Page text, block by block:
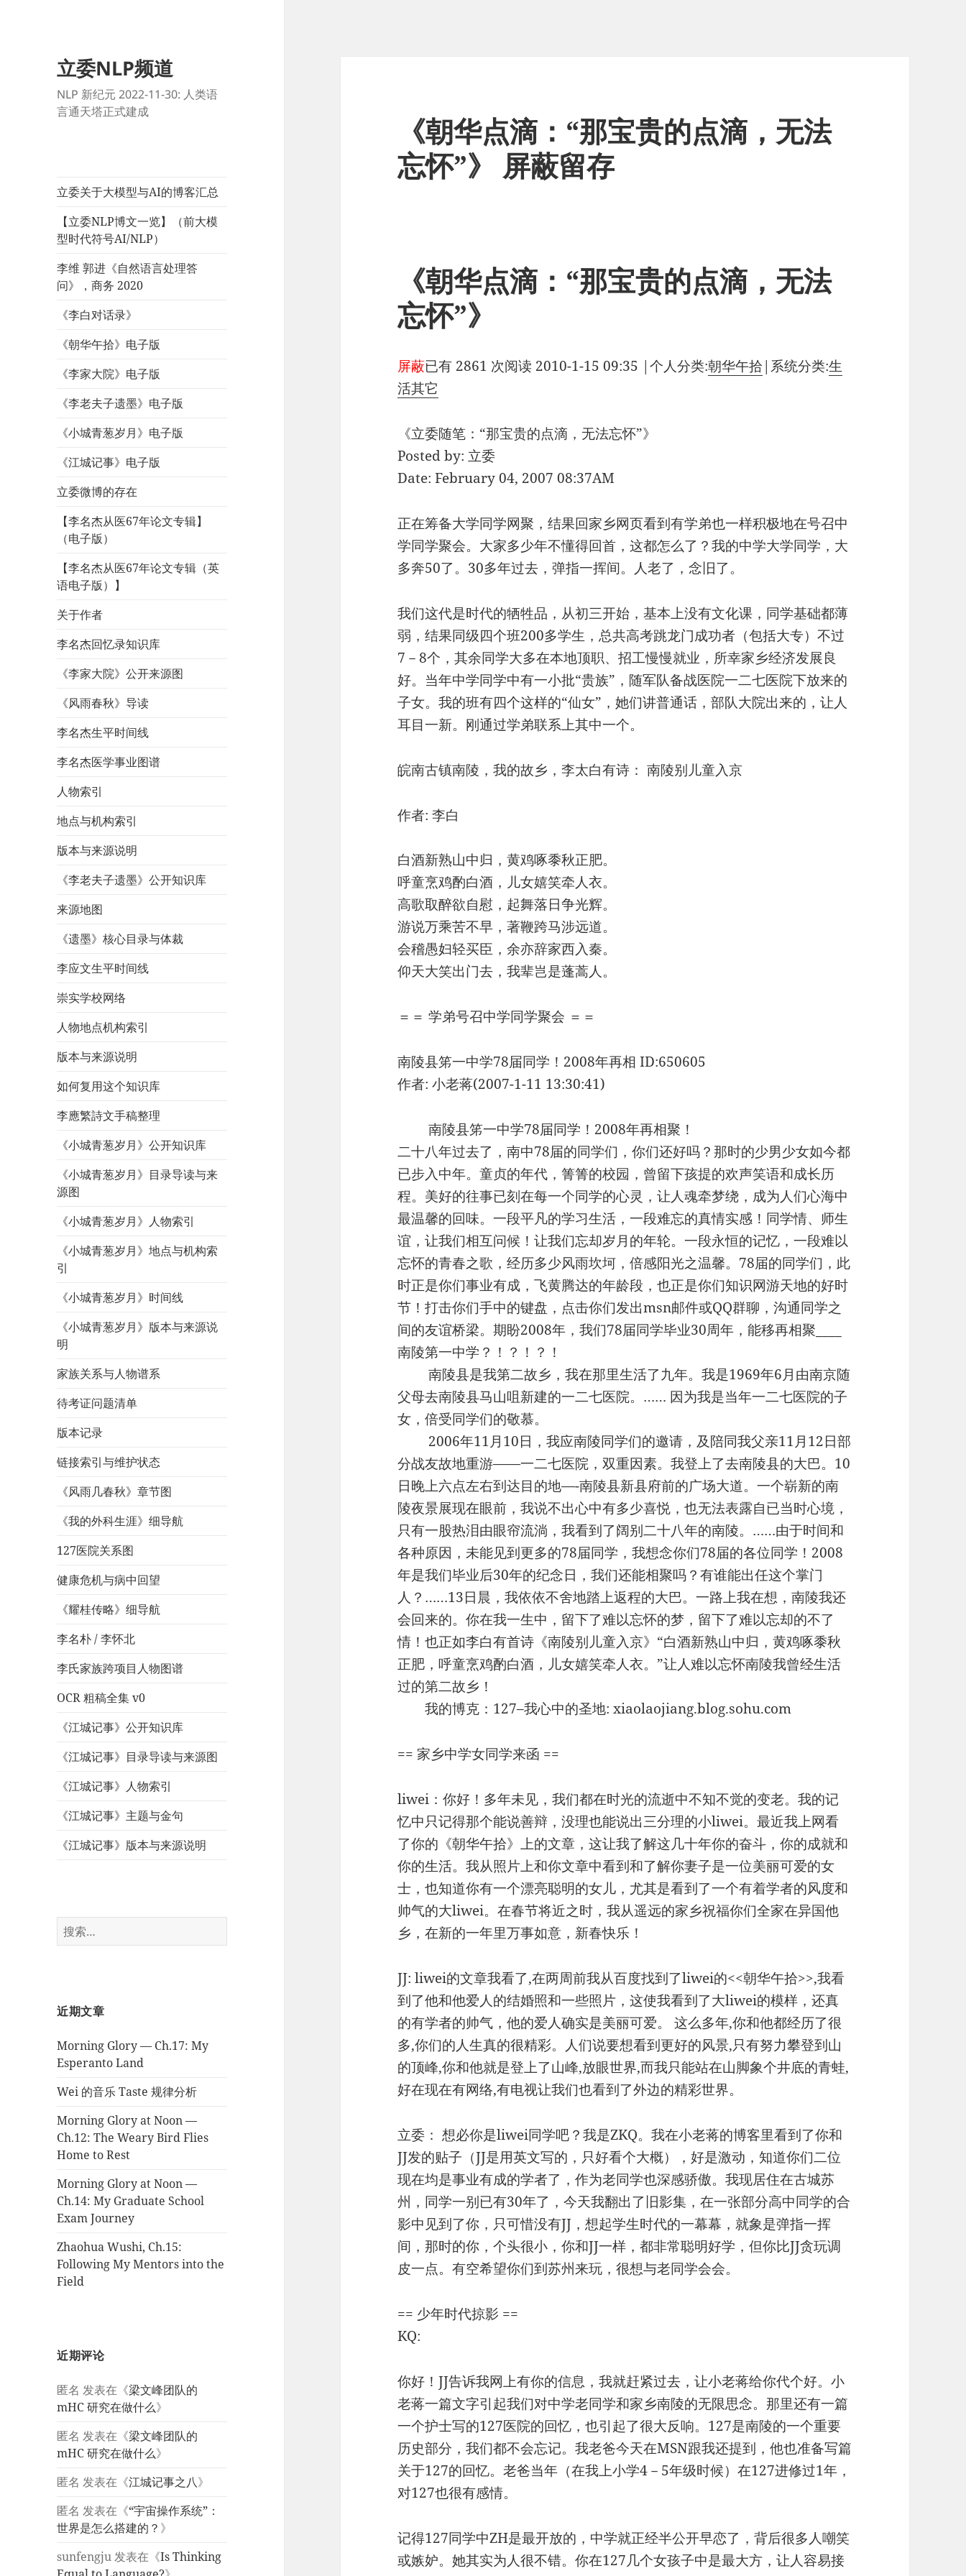
立委NLP频道
NLP 新纪元 2022-11-30: 人类语
言通天塔正式建成
立委关于大模型与AI的博客汇总
【立委NLP博文一览】（前大模
型时代符号AI/NLP）
李维 郭进《自然语言处理答
问》，商务 2020
《李白对话录》
《朝华午拾》电子版
《李家大院》电子版
《李老夫子遗墨》电子版
《小城青葱岁月》电子版
《江城记事》电子版
立委微博的存在
【李名杰从医67年论文专辑】
（电子版）
【李名杰从医67年论文专辑（英
语电子版）】
关于作者
李名杰回忆录知识库
《李家大院》公开来源图
《风雨春秋》导读
李名杰生平时间线
李名杰医学事业图谱
人物索引
地点与机构索引
版本与来源说明
《李老夫子遗墨》公开知识库
来源地图
《遗墨》核心目录与体裁
李应文生平时间线
崇实学校网络
人物地点机构索引
版本与来源说明
如何复用这个知识库
李應繁詩文手稿整理
《小城青葱岁月》公开知识库
《小城青葱岁月》目录导读与来
源图
《小城青葱岁月》人物索引
《小城青葱岁月》地点与机构索
引
《小城青葱岁月》时间线
《小城青葱岁月》版本与来源说
明
家族关系与人物谱系
待考证问题清单
版本记录
链接索引与维护状态
《风雨几春秋》章节图
《我的外科生涯》细导航
127医院关系图
健康危机与病中回望
《耀桂传略》细导航
李名朴 / 李怀北
李氏家族跨项目人物图谱
OCR 粗稿全集 v0
《江城记事》公开知识库
《江城记事》目录导读与来源图
《江城记事》人物索引
《江城记事》主题与金句
《江城记事》版本与来源说明
搜
索：
近期文章
Morning Glory — Ch.17: My
Esperanto Land
Wei 的音乐 Taste 规律分析
Morning Glory at Noon —
Ch.12: The Weary Bird Flies
Home to Rest
Morning Glory at Noon —
Ch.14: My Graduate School
Exam Journey
Zhaohua Wushi, Ch.15:
Following My Mentors into the
Field
近期评论
匿名 发表在《梁文峰团队的
mHC 研究在做什么》
匿名 发表在《梁文峰团队的
mHC 研究在做什么》
匿名 发表在《江城记事之八》
匿名 发表在《“宇宙操作系统”：
世界是怎么搭建的？ 》
sunfengju发表在《Is Thinking
《朝华点滴：“那宝贵的点滴，无法
忘怀”》 屏蔽留存
《朝华点滴：“那宝贵的点滴，无法
忘怀”》
屏蔽已有 2861 次阅读 2010-1-15 09:35 |个人分类:朝华午拾| 系统分类:生
活其它
《立委随笔：“那宝贵的点滴，无法忘怀”》
Posted by: 立委
Date: February 04, 2007 08:37AM
正在筹备大学同学网聚，结果回家乡网页看到有学弟也一样积极地在号召中
学同学聚会。大家多少年不懂得回首，这都怎么了？我的中学大学同学，大
多奔50了。30多年过去，弹指一挥间。人老了，念旧了。
我们这代是时代的牺牲品，从初三开始，基本上没有文化课，同学基础都薄
弱，结果同级四个班200多学生，总共高考跳龙门成功者（包括大专）不过
7－8个，其余同学大多在本地顶职、招工慢慢就业，所幸家乡经济发展良
好。当年中学同学中有一小批“贵族”，随军队备战医院一二七医院下放来的
子女。我的班有四个这样的“仙女”，她们讲普通话，部队大院出来的，让人
耳目一新。刚通过学弟联系上其中一个。
皖南古镇南陵，我的故乡，李太白有诗： 南陵别儿童入京
作者: 李白
白酒新熟山中归，黄鸡啄黍秋正肥。
呼童烹鸡酌白酒，儿女嬉笑牵人衣。
高歌取醉欲自慰，起舞落日争光辉。
游说万乘苦不早，著鞭跨马涉远道。
会稽愚妇轻买臣，余亦辞家西入秦。
仰天大笑出门去，我辈岂是蓬蒿人。
＝＝ 学弟号召中学同学聚会 ＝＝
南陵县笫一中学78届同学！2008年再相 ID:650605
作者: 小老蒋(2007-1-11 13:30:41)
南陵县笫一中学78届同学！2008年再相聚！
二十八年过去了，南中78届的同学们，你们还好吗？那时的少男少女如今都
已步入中年。童贞的年代，箐箐的校园，曾留下孩提的欢声笑语和成长历
程。美好的往事已刻在每一个同学的心灵，让人魂牵梦绕，成为人们心海中
最温馨的回味。一段平凡的学习生活，一段难忘的真情实感！同学情、师生
谊，让我们相互问候！让我们忘却岁月的年轮。一段永恒的记忆，一段难以
忘怀的青春之歌，经历多少风雨坎坷，倍感阳光之温馨。78届的同学们，此
时正是你们事业有成，飞黄腾达的年龄段，也正是你们知识网游天地的好时
节！打击你们手中的键盘，点击你们发出msn邮件或QQ群聊，沟通同学之
间的友谊桥梁。期盼2008年，我们78届同学毕业30周年，能移再相聚____
南陵第一中学？！？！？！
南陵县是我第二故乡，我在那里生活了九年。我是1969年6月由南京随
父母去南陵县马山咀新建的一二七医院。…… 因为我是当年一二七医院的子
女，倍受同学们的敬慕。
2006年11月10日，我应南陵同学们的邀请，及陪同我父亲11月12日部
分战友故地重游——一二七医院，双重因素。我登上了去南陵县的大巴。10
日晚上六点左右到达目的地—-南陵县新县府前的广场大道。一个崭新的南
陵夜景展现在眼前，我说不出心中有多少喜悦，也无法表露自已当时心境，
只有一股热泪由眼帘流淌，我看到了阔别二十八年的南陵。……由于时间和
各种原因，未能见到更多的78届同学，我想念你们78届的各位同学！2008
年是我们毕业后30年的纪念日，我们还能相聚吗？有谁能出任这个掌门
人？……13日晨，我依依不舍地踏上返程的大巴。一路上我在想，南陵我还
会回来的。你在我一生中，留下了难以忘怀的梦，留下了难以忘却的不了
情！也正如李白有首诗《南陵别儿童入京》“白酒新熟山中归，黄鸡啄黍秋
正肥，呼童烹鸡酌白酒，儿女嬉笑牵人衣。”让人难以忘怀南陵我曾经生活
过的第二故乡！
我的博克：127–我心中的圣地: xiaolaojiang.blog.sohu.com
== 家乡中学女同学来函 ==
liwei：你好！多年未见，我们都在时光的流逝中不知不觉的变老。我的记
忆中只记得那个能说善辩，没理也能说出三分理的小liwei。最近我上网看
了你的《朝华午拾》上的文章，这让我了解这几十年你的奋斗，你的成就和
你的生活。我从照片上和你文章中看到和了解你妻子是一位美丽可爱的女
士，也知道你有一个漂亮聪明的女儿，尤其是看到了一个有着学者的风度和
帅气的大liwei。在春节将近之时，我从遥远的家乡祝福你们全家在异国他
乡，在新的一年里万事如意，新春快乐！
JJ: liwei的文章我看了,在两周前我从百度找到了liwei的<<朝华午拾>>,我看
到了他和他爱人的结婚照和一些照片，这使我看到了大liwei的模样，还真
的有学者的帅气，他的爱人确实是美丽可爱。 这么多年,你和他都经历了很
多,你们的人生真的很精彩。人们说要想看到更好的风景,只有努力攀登到山
的顶峰,你和他就是登上了山峰,放眼世界,而我只能站在山脚象个井底的青蛙,
好在现在有网络,有电视让我们也看到了外边的精彩世界。
立委： 想必你是liwei同学吧？我是ZKQ。我在小老蒋的博客里看到了你和
JJ发的贴子（JJ是用英文写的，只好看个大概），好是激动，知道你们二位
现在均是事业有成的学者了，作为老同学也深感骄傲。我现居住在古城苏
州，同学一别已有30年了，今天我翻出了旧影集，在一张部分高中同学的合
影中见到了你，只可惜没有JJ，想起学生时代的一幕幕，就象是弹指一挥
间，那时的你，个头很小，你和JJ一样，都非常聪明好学，但你比JJ贪玩调
皮一点。有空希望你们到苏州来玩，很想与老同学会会。
== 少年时代掠影 ==
KQ:
你好！JJ告诉我网上有你的信息，我就赶紧过去，让小老蒋给你代个好。小
老蒋一篇文字引起我们对中学老同学和家乡南陵的无限思念。那里还有一篇
一个护士写的127医院的回忆，也引起了很大反响。127是南陵的一个重要
历史部分，我们都不会忘记。我老爸今天在MSN跟我还提到，他也准备写篇
关于127的回忆。老爸当年（在我上小学4－5年级时候）在127进修过1年，
对127也很有感情。
记得127同学中ZH是最开放的，中学就正经半公开早恋了，背后很多人嘲笑
或嫉妒。她其实为人很不错。你在127几个女孩子中是最大方，让人容易接